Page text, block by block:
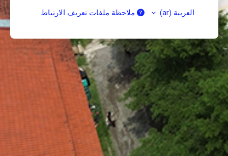
العربية ‎(ar)‎ ملاحظة ملفات تعريف الارتباط